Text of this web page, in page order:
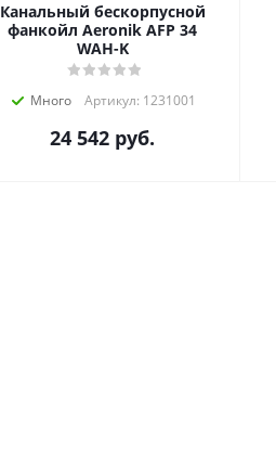
Канальный бескорпусной
фанкойл Aeronik AFP 34
WAH-K
Много Артикул: 1231001
24 542 руб.